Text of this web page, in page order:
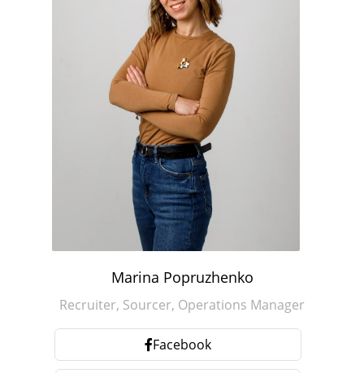
Marina Popruzhenko
Recruiter, Sourcer, Operations Manager
Facebook